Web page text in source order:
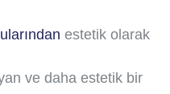
estetik olarak
ve daha estetik bir